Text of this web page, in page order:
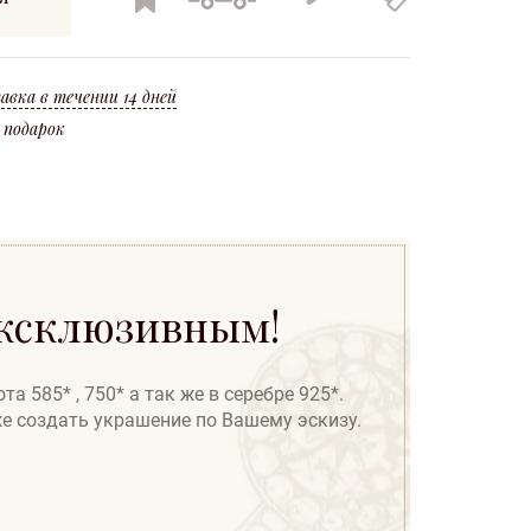
в течении 14 дней
585* , 750* а так же в серебре 925*.
создать украшение по Вашему эскизу.